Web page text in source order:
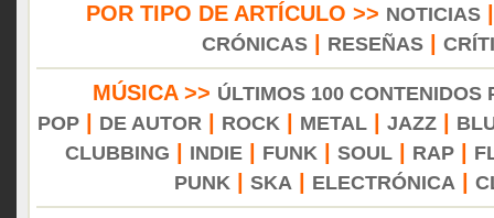
POR TIPO DE ARTÍCULO >> NOTICIAS
CRÓNICAS| RESEÑAS|
MÚSICA >> ÚLTIMOS 100 CONTENIDOS
POP| DE AUTOR ROCK METAL| JAZZ|
CLUBBING
INDIE| FUNK SOUL| RAP|
PUNK
SKA ELECTRÓNICA